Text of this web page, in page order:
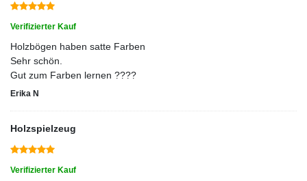
Verifizierter Kauf
Holzbögen haben satte Farben
Sehr schön.
Gut zum Farben lernen ????
Erika N
Holzspielzeug
Verifizierter Kauf